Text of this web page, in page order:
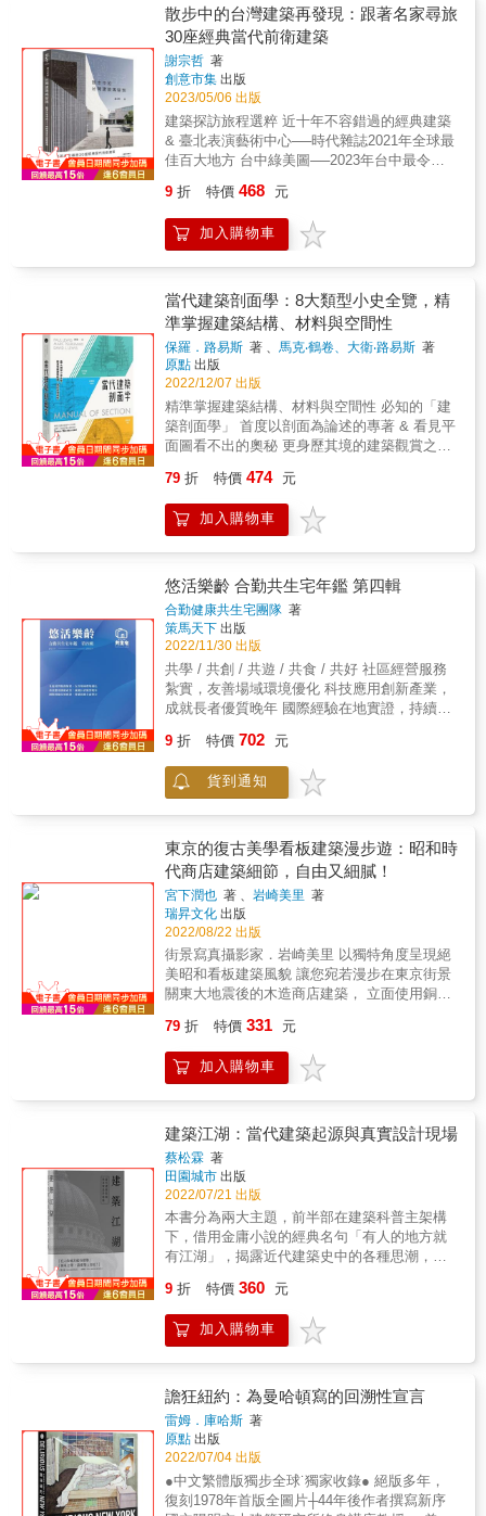
給同好的實用建議。★教你觀看的方法──作者
萊斯說：「這不是建築史」，他要教會你「觀
看」建築的方法，走進任何建築都能產生真切
的理解。
是一般市民、旅客或是建築師、主管機關，
《城市的顏值》值得你我細讀深思，進而一同
創建更友善、包容、多彩、豐富且美麗的永續
宜居城市！──簡又新 台灣永續能源研究基金會
董事長推薦這本書，不僅僅是因為作者卓越的
專業成就和深厚的學識，更是因為他在書中展
現出的那份對城市、對生活的熱愛和思考。我
相信，這本書將為每一位關注城市發展和建築
設計的人提供啟發，讓我們共同努力，打造更
響當代建築演化的創新觀點和知識體系，探究
科技文化與自然觀點交織與辯證的時代演繹，
企圖歸納與匯聚一個可以作為未來建築與環境
發展的設計論述，作為當代建築師探究時代精
神的思想參照。 &
便對照參考 & 冊二《建築設備最新修訂版：
107個規劃與應用知識，有效營造健康舒適、節
能永續的居家環境》 貼近生活需求細節，掌握
建築物整體的環境技術， 運用整合能力，以最
小資源創造最大機能與舒適。 房子就像我們的
身體，骨骼是結構、外表是造型。而建築設備
的運作，恰如重要的器官一樣，掌管著建築整
體的各項機能，同時也維繫著建築的壽命。不
應，才足以構成完整的生活系統。由於建築設
備十分貼近生活，卻往往容易忽略而運用失
當，造成浪費及危險；在強調節能環保、重視
災害應變能力的今日，也可能形成環境的破
備的基礎開始，從使用的需求切入探討各種設
備與建築整體的相應性，以漸進式、豐富的圖
解與計畫施作要點，有系統地引領進入實際的
規畫當中。舉凡生活用水的引入、排放；空調
及通風系統的冷、暖氣與氣密性；以及驅動各
種設備運作的電力系統、還有符合時代潮流的
節能設備，涵括生活所需的細項，深度剖析，
完整介紹。 & 本書特色： 1.設備知識齊備詳
盡，聰明結合機械設備與環境條件，實務應用
最有效率。 2.切合使用需求，前瞻未來趨勢，
以新思維新技術規劃因應未來節能防震防災對
策。 3.各式圖表輕鬆理解：實物圖、流程圖、
數據圖表、範例圖表、剖面圖、設計圖、設備
圖等，應有盡有。 4.跨業種應用：建築師、室
做為設計選購參考皆宜。 & 冊三《建築結構入
門：一氣呵成習得結構整體概念╳融會貫通核
心專業知識》 即使安藤忠雄、隈研吾，甚至丹
下健三都得和結構家緊密合作，才能蓋出世紀
偉大的建築。 對結構家與建築家來說，首要考
慮的重點是建築物對地震作用的反應。 日本歷
經阪神淡路大地震、耐震偽造事件等，無論技
灣需要借鏡的經驗。 全書掌握了5大結構核心
╳106個議題探討，具體引經據典、搭配圖像輔
助。有系統式地逐步解說結構類型與特徵、材
料特性、結構與自然條件的關係，再切入結構
的力學計算能力與原理。最後進入設計階段，
將結構計算應用到結構設計、耐震設計。本書
內容是建築結構師的必備基礎，如同基礎之於
建築物的重要性。 特色： ◎建築結構入門專
書，提供完整考察日系做法、當今現況，開拓
建築視野 ◎引導讀者圖像式思考問題，培養解
決結構問題的能力 ◎拯救只靠電腦計算卻不知
道原理的讀者，扎實掌握計算方法，學會做低
限度的計算 ◎收錄全書重要的建築用語，中日
英對照整理，提供查找時的最佳參考資料 &
築文明在日本內化的歷史過程。
散步中的台灣建築再發現：跟著名家尋旅
30座經典當代前衛建築
謝宗哲 著
創意市集 出版
2023/05/06 出版
建築探訪旅程選粹 近十年不容錯過的經典建築
& 臺北表演藝術中心──時代雜誌2021年全球最
佳百大地方 台中綠美圖──2023年台中最令人
在台灣的第一座美術館建築 &hellip;&hellip; &
【經典與當代前衛建築】 台灣第一座全以清水
混凝土構成的超高層教會建築； 適合21世紀亞
代建築； &hellip;&hellip; 當「散步」成生活中
的嶄新日常 「行走」成一種轉換、嶄新召喚 得
以刻意的「慢」重新凝視探索 一直陪伴在你我
身邊的「建築」 & 建築是承載、支持人們生活
的容器與場域，也是身體近旁的親密存在，甚
至可以說是我們的生活本身&hellip;&hellip;。然
而建築家伊東豊雄卻思索著，「建築究竟能夠
做到什麼？建築究竟還有什麼可能性？」或許
建築從來都不是萬能，也無法拯救世界，但自
不同的角度出發來參與建築、思考建築，或許
並讓建築作為生命旅途中、屬於自己的一份浪
漫與情懷。 &
9 折 特價 468 元
加入購物車
當代建築剖面學：8大類型小史全覽，精
準掌握建築結構、材料與空間性
保羅．路易斯 著 、 馬克‧鶴卷、大衛‧路易斯 著
原點 出版
2022/12/07 出版
精準掌握建築結構、材料與空間性 必知的「建
築剖面學」 首度以剖面為論述的專著 & 看見平
面圖看不出的奧秘 更身歷其境的建築觀賞之道
大圖，完整展開 & 學習建築、掌握空間的利
器，開啟真正享受建築之美的鑰匙 精彩收錄享
譽國際的台灣案例── 姚仁喜「新北市立美術
乎是理解建築空間場面及構造之美的關鍵，這
本正是一把開啓享受建築之美的鑰匙。」──褚
瑞基 「對剖面圖的閱讀與理解，是提升社會大
眾深入暸解建築專業的最佳途徑之一。」──吳
光庭 「剖面圖提供創造空間時無可比擬的力
量，更創造了諸多非凡的建築經典。」──何震
寰 「剖面傳遞空間內外關係，本書繪製許多當
代膾炙人口的經典建築剖面與剖透，值得推
薦。」──徐明松 「本書裡每張開展的剖面透視
築與掌握空間的利器。」──曾成德 「剖面是思
考建築空間垂直向度關連性最重要的圖面。本
書豐富的經典案例，提供了進一步探究建築空
創造人與空間互動關係的有利工具。」──薛孟
琪 「這本書對於認識現代建築的構築美學有很
大的幫助。」──黃奕智 「透過剖面研究，更能
掌握建築的結構性、構造性、材料性、空間
性，並進而完整瞭解建築內在構成的真實意
圖。」──廖偉立 & ◎這些建築奧祕，只有剖面
圖能告訴你！ ●為什麼柯比意的廊香教堂的光
線如此神聖？──就是利用塑造與推疊，製造錯
將焦點聚集在內部空間，廊香教堂剛好相反，
它的外凸、塑造型剖面把焦點推向周界，同時
把位於中殿兩邊的三座小禮拜堂融入其中。 &
手法，把曲面視為牆和天花板，也可視為動線
空間和中庭的周界。 & ●由六角形構成的巨型
球體──1967年世界博覽會的美國館，由貞尾昭
二與富勒所負責，富勒就是結合塑造和堆疊，
主要再加上反覆運用嵌套型剖面來產生經過控
制的熱環境。這些大規模的嵌套型剖面都是他
在探索和發明空間框架構成系統時的產物，讓
他可以蓋出更龐大的封皮，在建築物裡安置建
築物。 & ◎首度以剖面圖為核心論述的創舉專
和材料挑戰，本書作者相信剖面將是建築未來
創新的關鍵所在。三位作者──保羅‧路易斯
（Paul Lewis），馬克‧鶴卷（Marc
Lewis），是紐約市LTL建築事務所的創辦人，
也是普林斯頓大學、哥倫比亞大學和帕森設計
學院的建築教授。他們將現代建築各個剖面歸
納為8大類，成就了首部以剖面圖為核心的論述
專書。 & 身為從業者和教育者，他們挑選了63
個重要的建築專案，繪製出精細的剖面透視
79 折 特價 474 元
加入購物車
悠活樂齡 合勤共生宅年鑑 第四輯
合勤健康共生宅團隊 著
策馬天下 出版
2022/11/30 出版
共學 / 共創 / 共遊 / 共食 / 共好 社區經營服務
紮實，友善場域環境優化 科技應用創新產業，
成就長者優質晚年 國際經驗在地實證，持續前
空間全齡融合通用無障礙的設計理念，以小規
模、多元模組且彈性有機複合經營的模式，系
統性解決高齡社會及老人安居問題。共生宅由
動、金融⋯⋯等多種供需面向，舉凡食、衣、
住、行、育、樂全部涵蓋在此，住宅不再只是
一棟建築物，而是美好生活的最佳容器。 ◎學
無止境的樂齡人生 透過共學的目標，讓長輩們
更樂於學習，創造一個適切的學習環境，從物
質空間或是從內化關係的經營上，都是需要被
設計與建構出來的。 ◎創齡世代的交互作用 從
建築建設開始構思居住生活，思考人們居住在
這個空間裡能夠開創出什麼樣的可能，也讓人
與人、人與空間能夠對話。共創需要奠基在關
樂活提案 共遊在一個全齡化的建築中，每個人
都能在這個空間裡找到一個安身的位置，共生
宅藉由內外共生為空間注入人性，讓旅遊不再
食在安心的有養運動 對共生宅而言，一群人的
共食豈止一日三餐的日常簡單，要給什麼人
吃、吃些什麼、怎麼吃？向來都是得時刻斟酌
的要事。食物講求有機，共生宅就是一座有機
體，一座訴求予人安全更安心的環境載體。 ◎
第三人生新居住關係 居住在同一個屋簷下成為
家人，未來的生活與居住關係將被重新定義。
識、認知、認同，彼此間的關係建立，來成就
9 折 特價 702 元
貨到通知
東京的復古美學看板建築漫步遊：昭和時
代商店建築細節，自由又細膩！
宮下潤也 著 、岩崎美里 著
瑞昇文化 出版
2022/08/22 出版
街景寫真攝影家．岩崎美里 以獨特角度呈現絕
美昭和看板建築風貌 讓您宛若漫步在東京街景
關東大地震後的木造商店建築， 立面使用銅
築、日本傳統花紋、神秘印度神話
&hellip;&hellip; 由商人及建築師自行設計， 擁
有意想不到的趣味， 這就是獨樹一格的「看板
綠，看起來比原先的顏色還要魅力十足。不同
建築物也會有著精微的色調差異，相當有趣。
＊西班牙瓦 改良西班牙瓦做成的「Ｓ形瓦」通
常出現在看板建築的立面，重點使用於窗戶屋
簷部份等。 ＊愛奧尼柱式 這是古希臘風格柱式
（西洋古典主義建築中的比例體系）中的一
種。特徵是柱子頭部有漩渦裝飾，最具代表性
的就是厄瑞克．翁神廟（建造於帕德嫩神廟北
邊）。 【特別令人憐愛的部分！】 ＊屋頂整體
牆」。 這同時也是遮住磚瓦屋頂讓人看起來覺
得房子是西洋風格的部分，有山形或者半圓形
等各種形狀。裝飾也非常五花八門。 ＊戶袋圖
樣 如果發現外層為銅板的建築物，可以先觀察
一下戶袋的部分（為了收納遮雨板而在窗戶兩
邊打造的箱子）。 通常都以銅板加工描繪著青
海波、七寶或者龜甲等日本傳統圖樣。 ＊古典
主義風格柱子 有模仿愛奧尼式又或科林斯式等
古典主義風格的柱子、也有不屬於任何風格而
獨特的花樣，實在多到看也看不完。 ＊個性化
79 折 特價 331 元
加入購物車
建築江湖：當代建築起源與真實設計現場
蔡松霖 著
田園城市 出版
2022/07/21 出版
本書分為兩大主題，前半部在建築科普主架構
下，借用金庸小說的經典名句「有人的地方就
有江湖」，揭露近代建築史中的各種思潮，及
過去各種豐富的工作經歷，分享各式高強度的
工作型態，如電影007中龐德出任務般，高潮迭
起的情節&hellip;&hellip; 閱讀本書，除了可以
的建築實務現場」有興趣的年輕建築學子，透
過多年海內外工作經歷與綜合觀察報告的葵花
寶典中，獲得助益。
9 折 特價 360 元
加入購物車
譫狂紐約：為曼哈頓寫的回溯性宣言
雷姆．庫哈斯 著
原點 出版
2022/07/04 出版
●中文繁體版獨步全球˙獨家收錄● 絕版多年，
復刻1978年首版全圖片┼44年後作者撰寫新序